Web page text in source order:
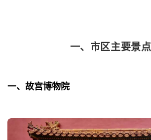
一、市区主要景点
一、故宫博物院